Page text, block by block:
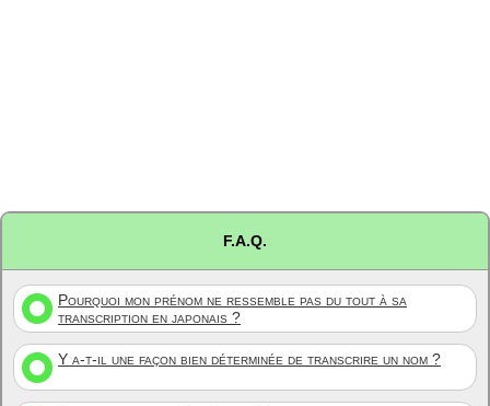
F.A.Q.
Pourquoi mon prénom ne ressemble pas du tout à sa
transcription en japonais ?
Y a-t-il une façon bien déterminée de transcrire un nom ?